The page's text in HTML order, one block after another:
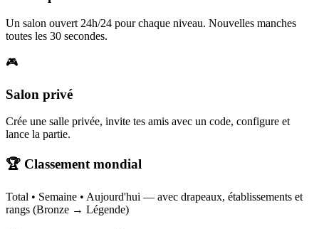
Un salon ouvert 24h/24 pour chaque niveau. Nouvelles manches
toutes les 30 secondes.
🎮
Salon privé
Crée une salle privée, invite tes amis avec un code, configure et
lance la partie.
🏆 Classement mondial
Total • Semaine • Aujourd'hui — avec drapeaux, établissements et
rangs (Bronze → Légende)